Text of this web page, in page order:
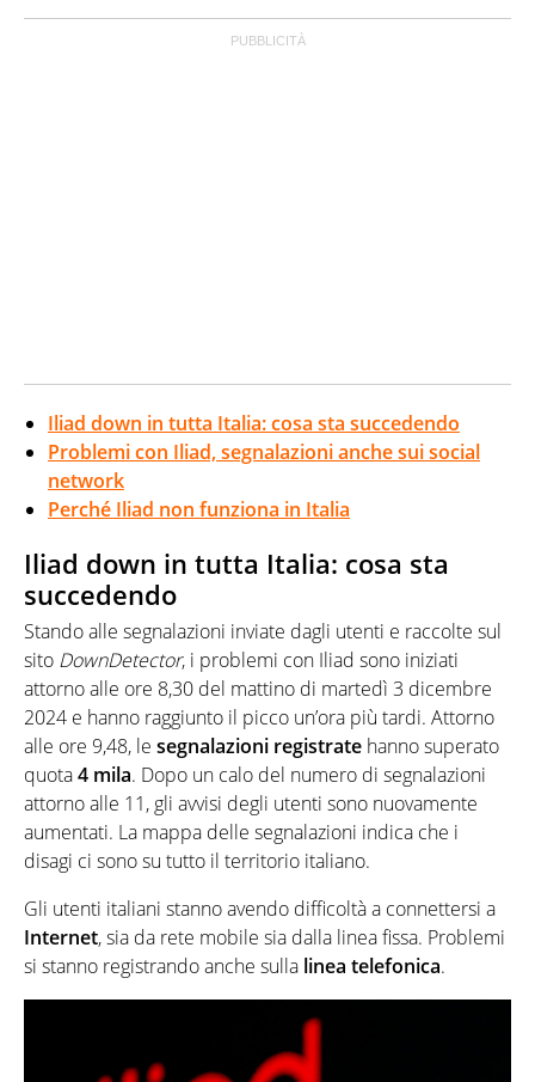
Iliad down in tutta Italia: cosa sta succedendo
Problemi con Iliad, segnalazioni anche sui social
network
Perché Iliad non funziona in Italia
Iliad down in tutta Italia: cosa sta
succedendo
Stando alle segnalazioni inviate dagli utenti e raccolte sul
sito DownDetector, i problemi con Iliad sono iniziati
attorno alle ore 8,30 del mattino di martedì 3 dicembre
2024 e hanno raggiunto il picco un’ora più tardi. Attorno
alle ore 9,48, le segnalazioni registrate hanno superato
quota4 mila. Dopo un calo del numero di segnalazioni
attorno alle 11, gli avvisi degli utenti sono nuovamente
aumentati. La mappa delle segnalazioni indica che i
disagi ci sono su tutto il territorio italiano.
Gli utenti italiani stanno avendo difficoltà a connettersi a
Internet, sia da rete mobile sia dalla linea fissa. Problemi
si stanno registrando anche sulla linea telefonica.